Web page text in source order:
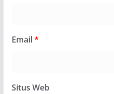
Email*
Situs Web